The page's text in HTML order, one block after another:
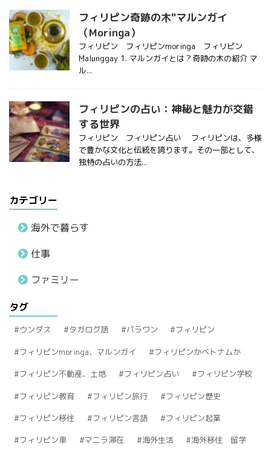
フィリピン奇跡の木"マルンガイ
（Moringa）
フィリピン フィリピンmoringa フィリピン
Malunggay 1. マルンガイとは？奇跡の木の紹介 マ
ル...
フィリピンの占い：神秘と魅力が交錯
する世界
フィリピン フィリピン占い フィリピンは、多様
で豊かな文化と伝統を誇ります。その一部として、
独特の占いの方法...
カテゴリー
海外で暮らす
仕事
ファミリー
タグ
ウンダス タガログ語 パラワン フィリピン
フィリピンmoringa、マルンガイ フィリピンかベトナムか
フィリピン不動産、土地 フィリピン占い フィリピン学校
フィリピン教育 フィリピン旅行 フィリピン歴史
フィリピン移住 フィリピン言語 フィリピン起業
フィリピン車 マニラ滞在 海外生活 海外移住 留学